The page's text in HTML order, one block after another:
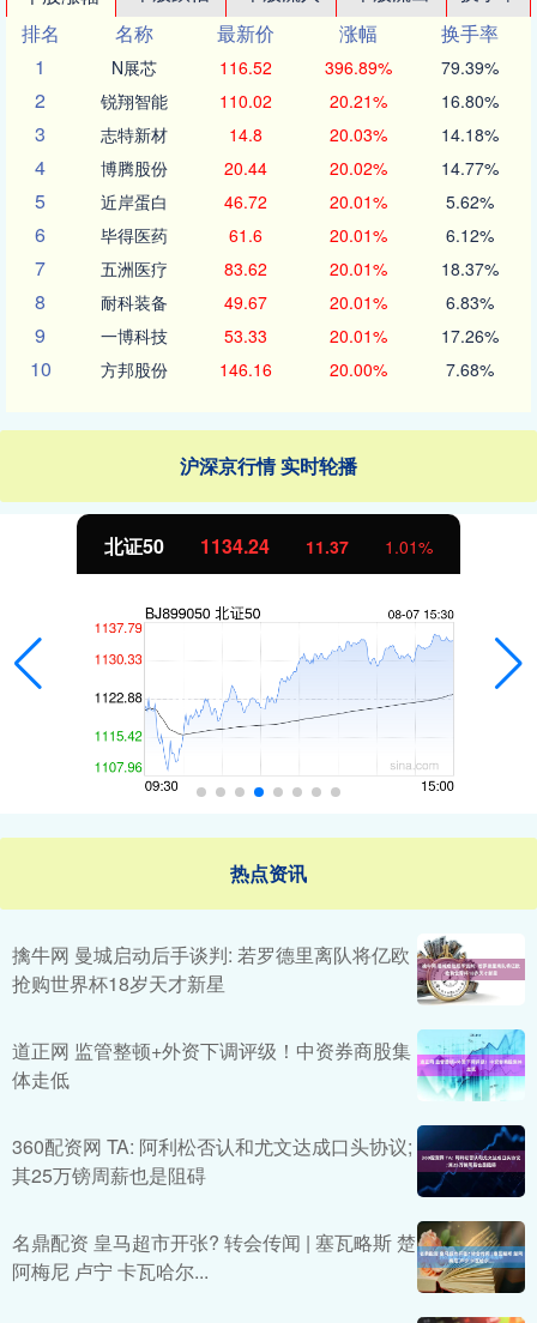
排名
名称 最新价 涨幅
换手率
1
N展芯 116.52 396.89% 79.39%
2 锐翔智能 110.02 20.21% 16.80%
3 志特新材 14.8 20.03% 14.18%
4 博腾股份 20.44 20.02% 14.77%
5 近岸蛋白 46.72 20.01% 5.62%
6 毕得医药 61.6 20.01% 6.12%
7 五洲医疗 83.62 20.01% 18.37%
8 耐科装备 49.67 20.01% 6.83%
9 一博科技 53.33 20.01% 17.26%
10 方邦股份 146.16 20.00% 7.68%
沪深京行情 实时轮播
北证50 1134.24 11.37 1.01%
热点资讯
擒牛网 曼城启动后手谈判: 若罗德里离队将亿欧
抢购世界杯18岁天才新星
道正网 监管整顿+外资下调评级！中资券商股集
体走低
360配资网 TA: 阿利松否认和尤文达成口头协议;
其25万镑周薪也是阻碍
名鼎配资 皇马超市开张? 转会传闻 | 塞瓦略斯 楚
阿梅尼 卢宁 卡瓦哈尔...